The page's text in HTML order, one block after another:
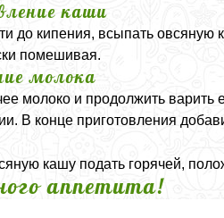
каши
до кипения, всыпать овсяную
помешивая.
молока
молоко и продолжить
В конце приготовления
кашу подать горячей,
аппетита!